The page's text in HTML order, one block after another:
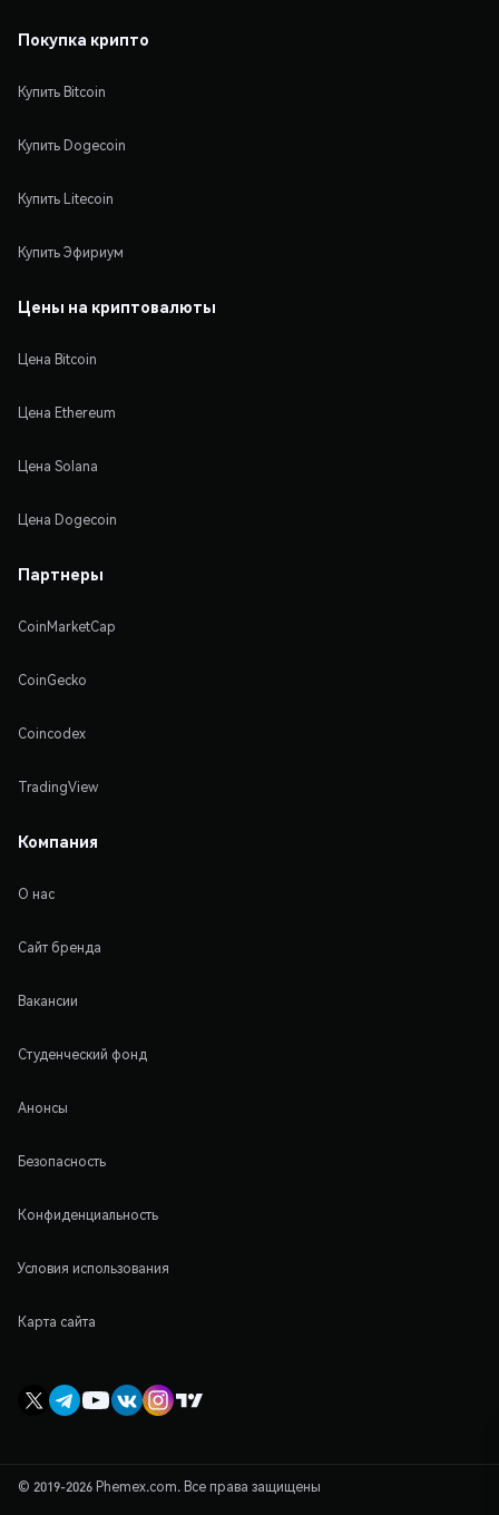
Покупка крипто
Купить Bitcoin
Купить Dogecoin
Купить Litecoin
Купить Эфириум
Цены на криптовалюты
Цена Bitcoin
Цена Ethereum
Цена Solana
Цена Dogecoin
Партнеры
CoinMarketCap
CoinGecko
Coincodex
TradingView
Компания
О нас
Сайт бренда
Вакансии
Студенческий фонд
Анонсы
Безопасность
Конфиденциальность
Условия использования
Карта сайта
© 2019-2026 Phemex.com. Все права защищены